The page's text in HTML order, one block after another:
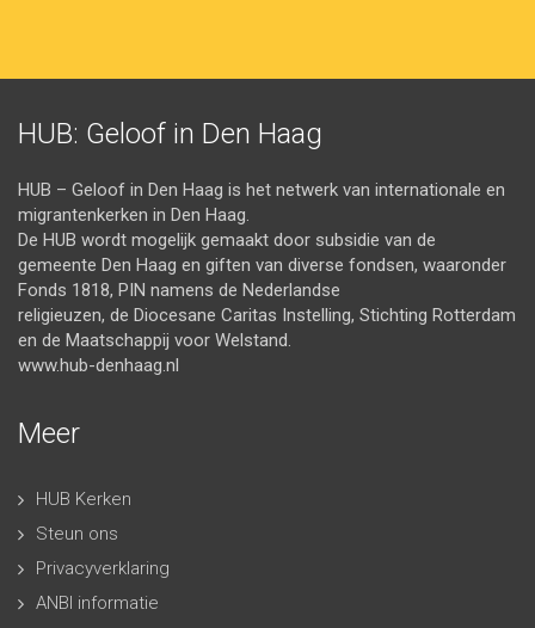
HUB: Geloof in Den Haag
HUB – Geloof in Den Haag is het netwerk van internationale en
migrantenkerken in Den Haag.
De HUB wordt mogelijk gemaakt door subsidie van de
gemeente Den Haag en giften van diverse fondsen, waaronder
Fonds 1818, PIN namens de Nederlandse
religieuzen, de Diocesane Caritas Instelling, Stichting Rotterdam
en de Maatschappij voor Welstand.
www.hub-denhaag.nl
Meer
HUB Kerken
Steun ons
Privacyverklaring
ANBI informatie